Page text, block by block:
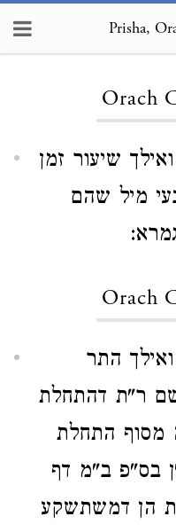
Prisha,
Orach
שיעור זמן
מיל שהם
Orach
התר
ר"ת דהתחלת
מסוף התחלת
בס"פ ב"מ דף
הן דמשתשקע